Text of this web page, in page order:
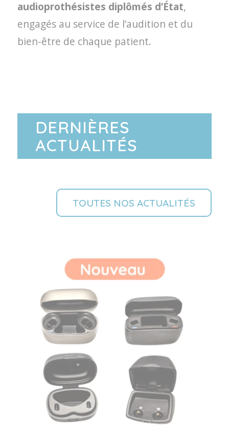
audioprothésistes diplômés d’État,
engagés au service de l’audition et du
bien-être de chaque patient.
DERNIÈRES
ACTUALITÉS
TOUTES NOS ACTUALITÉS